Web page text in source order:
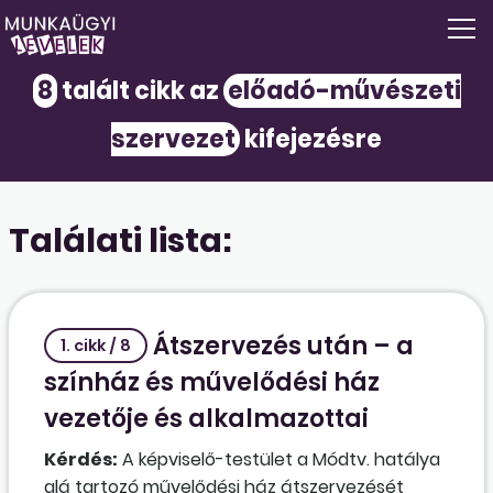
8talált cikk az előadó-művészeti
szervezet kifejezésre
Találati lista:
1. cikk / 8
Átszervezés után – a
színház és művelődési ház
vezetője és alkalmazottai
Kérdés: A képviselő-testület a Módtv. hatálya
alá tartozó művelődési ház átszervezését